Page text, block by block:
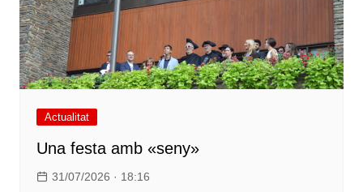
Actualitat
Una festa amb «seny»
31/07/2026 · 18:16